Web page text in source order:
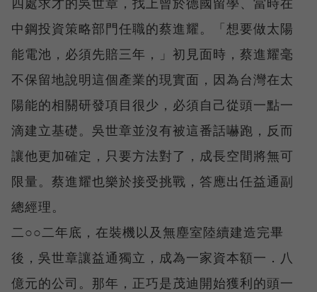
中鋼投資策略部門任職的蔡進耀。「想要做太陽
能電池，必須先賠三年，」初見面時，蔡進耀毫
不保留地說明這個產業的現實面，因為台灣在太
陽能的相關研發項目很少，必須自己從頭一點一
滴建立基礎。吳世章並沒有被這番話嚇跑，反而
讓他更加確定，只要方法對了，成長空間將無可
限量。蔡進耀也樂於接受挑戰，答應出任益通副
總經理。
二○○二年底，在裝機以及無塵室陸續建造完畢
後，吳世章讓益通獨立，成為一家資本額一．八
億元的公司。那年，正巧是茂迪開始獲利的頭一